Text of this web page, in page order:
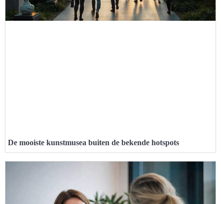
De mooiste kunstmusea buiten de bekende hotspots